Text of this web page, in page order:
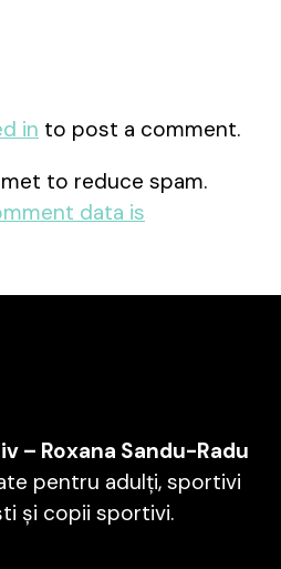
in to post a comment.
to reduce spam.
data is
– Roxana Sandu-Radu
pentru adulți, sportivi
și copii sportivi.